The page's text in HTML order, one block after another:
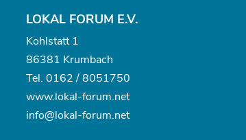
LOKAL FORUM E.V.
Kohlstatt 1
86381 Krumbach
Tel. 0162 / 8051750
www.lokal-forum.net
info@lokal-forum.net